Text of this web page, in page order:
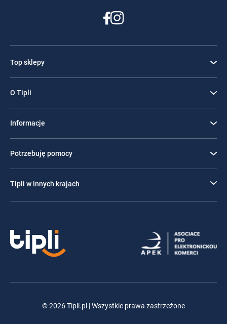
Top sklepy
O Tipli
Informacje
Potrzebuję pomocy
Tipli w innych krajach
© 2026 Tipli.pl | Wszystkie prawa zastrzeżone